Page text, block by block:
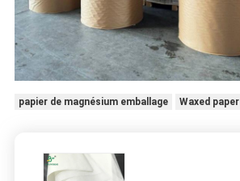
papier de magnésium emballage Waxed paper